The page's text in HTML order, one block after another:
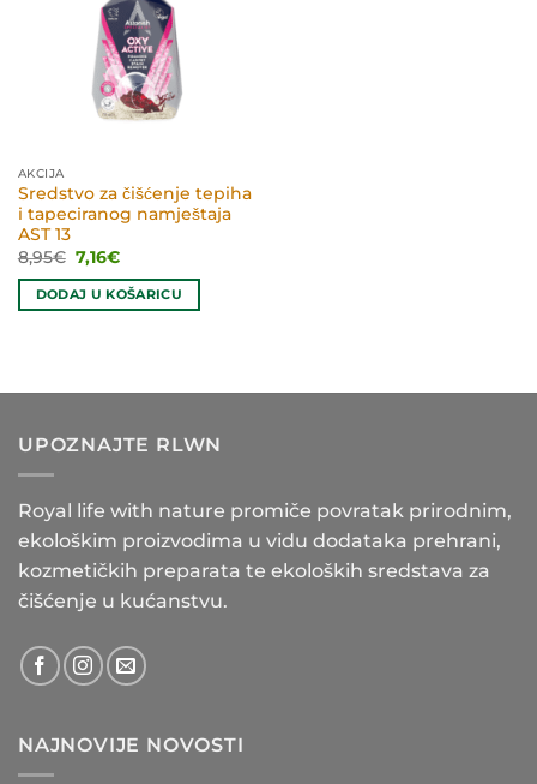
AKCIJA
Sredstvo za čišćenje tepiha
i tapeciranog namještaja
AST 13
8,95€ Izvorna
cijena
bila
je:
7,16€Trenutna
je:
7,16€.
DODAJ U KOŠARICU
UPOZNAJTE RLWN
Royal life with nature promiče povratak prirodnim,
ekološkim proizvodima u vidu dodataka prehrani,
kozmetičkih preparata te ekoloških sredstava za
čišćenje u kućanstvu.
NAJNOVIJE NOVOSTI